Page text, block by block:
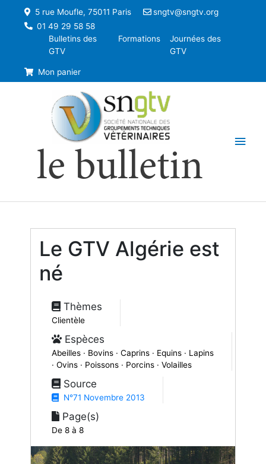
5 rue Moufle, 75011 Paris
sngtv@sngtv.org
01 49 29 58 58
Bulletins des
GTV
Formations
Journées des
GTV
Mon panier
le bulletin
Le GTV Algérie est
né
Thèmes
Clientèle
Espèces
Abeilles · Bovins · Caprins · Equins · Lapins
· Ovins · Poissons · Porcins · Volailles
Source
N°71 Novembre 2013
Page(s)
De 8 à 8